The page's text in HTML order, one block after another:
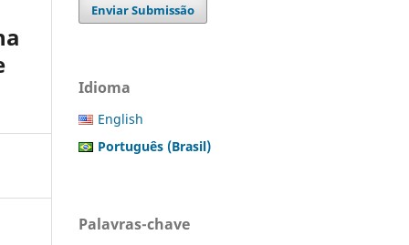
Enviar Submissão
Idioma
English
Português (Brasil)
Palavras-chave